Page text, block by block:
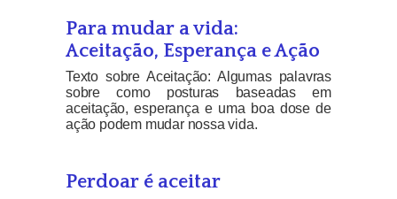
Para mudar a vida:
Aceitação, Esperança e Ação
Texto sobre Aceitação: Algumas palavras
sobre como posturas baseadas em
aceitação, esperança e uma boa dose de
ação podem mudar nossa vida.
Perdoar é aceitar